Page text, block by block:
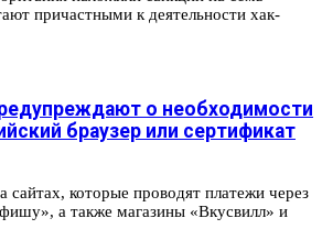
причастными к деятельности хак-
о необходимости
браузер или сертификат
которые проводят платежи через
а также магазины «Вкусвилл» и